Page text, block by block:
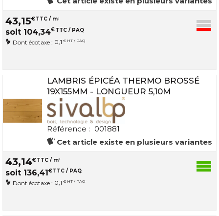
43,15€TTC / m2
soit 104,34€TTC / PAQ
Dont écotaxe : 0,1 € HT / PAQ
LAMBRIS ÉPICÉA THERMO BROSSÉ
19X155MM - LONGUEUR 5,10M
Référence : 001881
Cet article existe en plusieurs variantes
43,14€TTC / m2
soit 136,41 €TTC / PAQ
Dont écotaxe : 0,1 € HT / PAQ